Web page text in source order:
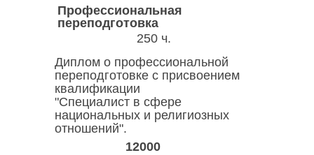
Профессиональная
переподготовка
Диплом о профессиональной
переподготовке c присвоением
квалификации
"Специалист в сфере
национальных и религиозных
отношений".
250 ч.
12000